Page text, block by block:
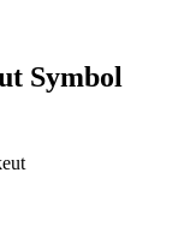
Symbol